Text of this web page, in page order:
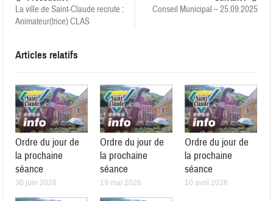
La ville de Saint-Claude recrute :
Animateur(trice) CLAS
Conseil Municipal – 25.09.2025
Articles relatifs
Ordre du jour de
la prochaine
séance
30 juin 2026
Ordre du jour de
la prochaine
séance
19 mai 2026
Ordre du jour de
la prochaine
séance
10 avril 2026